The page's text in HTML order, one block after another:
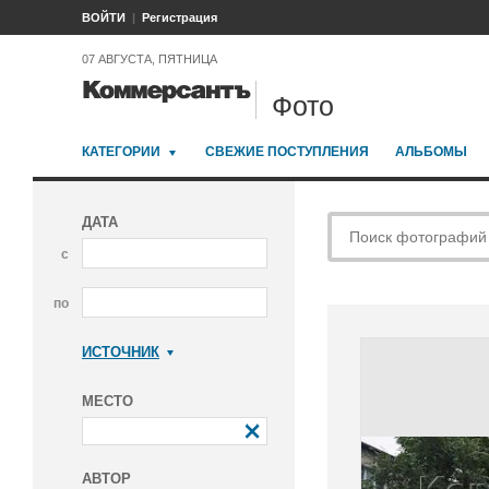
ВОЙТИ Регистрация
07 АВГУСТА, ПЯТНИЦА
Фото
КАТЕГОРИИ СВЕЖИЕ ПОСТУПЛЕНИЯ АЛЬБОМЫ
ДАТА
с
по
ИСТОЧНИК
МЕСТО
АВТОР